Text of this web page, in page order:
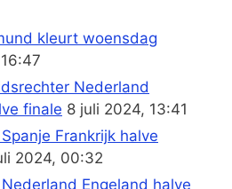
kleurt woensdag
Nederland
finale 8 juli 2024, 13:41
Frankrijk halve
2024, 00:32
Engeland halve